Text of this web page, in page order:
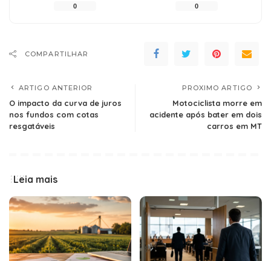
0 0
COMPARTILHAR
ARTIGO ANTERIOR
O impacto da curva de juros
nos fundos com cotas
resgatáveis
PROXIMO ARTIGO
Motociclista morre em
acidente após bater em dois
carros em MT
Leia mais